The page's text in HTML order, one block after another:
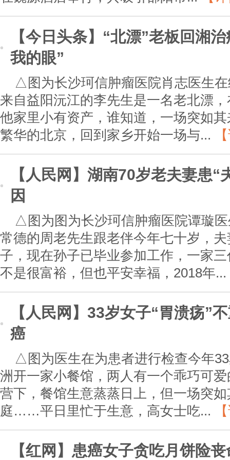
【今日头条】“北漂”老板回湘
我的眼”
△图为长沙珂信肿瘤医院肖志医生
来自益阳沅江的李先生是一名老北漂
他家里小有资产，谁知道，一场突如
繁华的北京，回到家乡开始一场与...
【人民网】湖南70岁老夫妻患“
因
△图为图为长沙珂信肿瘤医院谭璇
常德的周老先生跟老伴今年七十岁，
子，现在孙子已毕业参加工作，一家
不是很富裕，但也平安幸福，2018年...
【人民网】33岁女子“胃溃疡”
癌
△图为医生在为患者进行检查今年
洲开一家小餐馆，两人有一个乖巧可
营下，餐馆生意蒸蒸日上，但一场突
庭……平日里忙于生意，高女士吃...
【红网】患癌女子贪吃月饼险